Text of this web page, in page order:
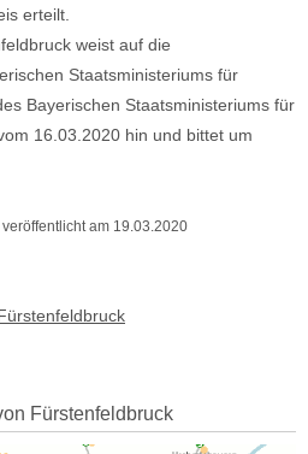
erteilt.
weist auf die
Staatsministeriums für
Bayerischen Staatsministeriums für
16.03.2020 hin und bittet um
am 19.03.2020
Fürstenfeldbruck